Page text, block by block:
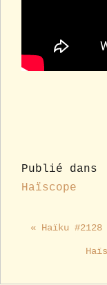
Publié dans
Haïscope
« Haïku